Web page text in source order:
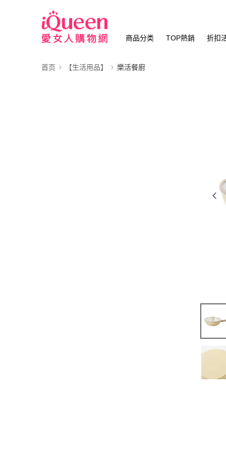
商品分类 TOP熱銷 折扣
首页 【生活用品】 樂活餐廚